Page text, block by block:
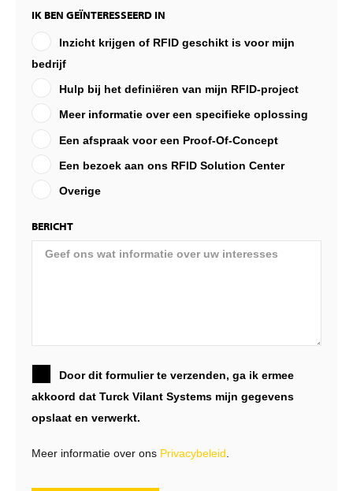
IK BEN GEÏNTERESSEERD IN
Inzicht krijgen of RFID geschikt is voor mijn
bedrijf
Hulp bij het definiëren van mijn RFID-project
Meer informatie over een specifieke oplossing
Een afspraak voor een Proof-Of-Concept
Een bezoek aan ons RFID Solution Center
Overige
BERICHT
Door dit formulier te verzenden, ga ik ermee
akkoord dat Turck Vilant Systems mijn gegevens
opslaat en verwerkt.
Meer informatie over ons Privacybeleid